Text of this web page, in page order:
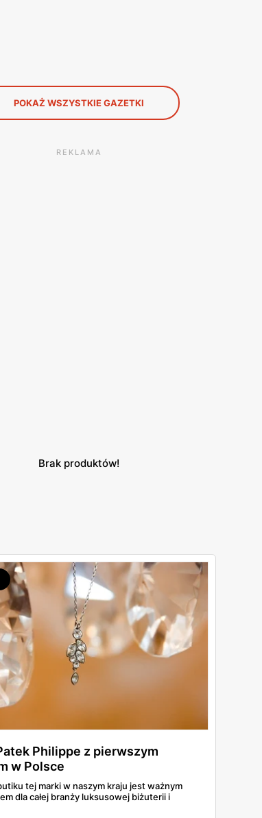
POKAŻ WSZYSTKIE GAZETKI
REKLAMA
Brak produktów!
Philippe z pierwszym
w Polsce
tej marki w naszym kraju jest ważnym
dla całej branży luksusowej biżuterii i